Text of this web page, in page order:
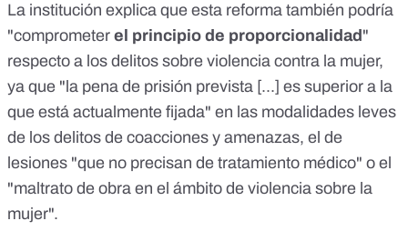
La institución explica que esta reforma también podría
"comprometer el principio de proporcionalidad "
respecto a los delitos sobre violencia contra la mujer,
ya que "la pena de prisión prevista [...] es superior a la
que está actualmente fijada" en las modalidades leves
de los delitos de coacciones y amenazas, el de
lesiones "que no precisan de tratamiento médico" o el
"maltrato de obra en el ámbito de violencia sobre la
mujer".